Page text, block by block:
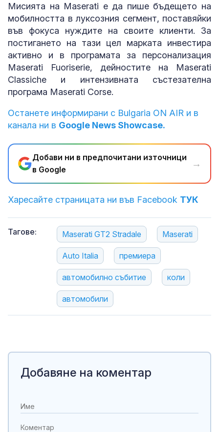
Мисията на Maserati е да пише бъдещето на
мобилността в луксозния сегмент, поставяйки
във фокуса нуждите на своите клиенти. За
постигането на тази цел марката инвестира
активно и в програмата за персонализация
Maserati Fuoriserie, дейностите на Maserati
Classiche и интензивната състезателна
програма Maserati Corse.
Останете информирани с Bulgaria ON AIR и в
канала ни в Google News Showcase.
Добави ни в предпочитани източници
в Google
→
Харесайте страницата ни във Facebook ТУК
Тагове: Maserati GT2 Stradale Maserati
Auto Italia премиера
автомобилно събитие коли
автомобили
Добавяне на коментар